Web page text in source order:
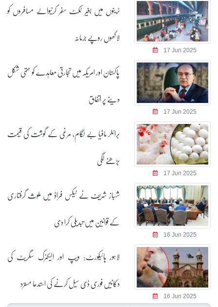
17 Jun 2025
ٹرینوں میں بغیر ٹکٹ سفر کرنیوالے مسافروں کو
لاکھوں روپے جرمانہ
17 Jun 2025
پاکستان اور امریکہ میں تجارتی معاہدے کو حتمی شکل
دینے پر اتفاق
17 Jun 2025
برائلر مافیا بے لگام، مرغی کے گوشت کی قیمت
بڑھنے لگی
16 Jun 2025
شہباز شریف نے ٹیکس فراڈ میں ملوث گرفتاری
کے قوانین میں تبدیلی کرا دی
16 Jun 2025
لاہور ہائیکورٹ: ویپ اور الیکٹرک سگریٹ کی
دکانیں فوری ڈی سیل کرنے کی استدعا مسترد